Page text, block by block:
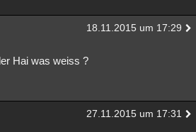
18.11.2015 um 17:29
Hai was weiss ?
27.11.2015 um 17:31